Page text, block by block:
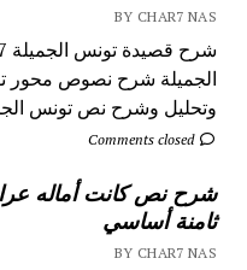
BY CHAR7 NAS
وتحليل وشرح نص تونس
Comments closed
شرح نص كانت أماله
ثامنة أساسي
BY CHAR7 NAS